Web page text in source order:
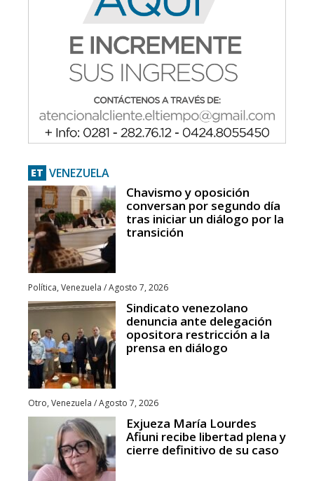
ET VENEZUELA
Chavismo y oposición
conversan por segundo día
tras iniciar un diálogo por la
transición
Política, Venezuela /Agosto 7, 2026
Sindicato venezolano
denuncia ante delegación
opositora restricción a la
prensa en diálogo
Otro, Venezuela /Agosto 7, 2026
Exjueza María Lourdes
Afiuni recibe libertad plena y
cierre definitivo de su caso